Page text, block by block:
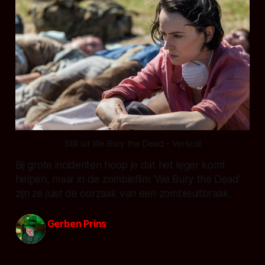
Still uit We Bury the Dead - Vertical
Bij grote incidenten hoop je dat het leger komt
helpen, maar in de zombiefilm 'We Bury the Dead'
zijn ze juist de oorzaak van een zombieuitbraak.
Gerben Prins